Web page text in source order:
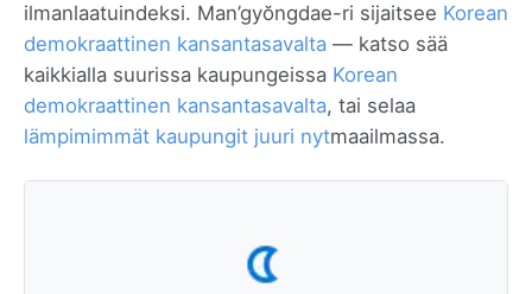
ilmanlaatuindeksi. Man’gyŏngdae-ri sijaitsee Korean
demokraattinen kansantasavalta — katso sää
kaikkialla suurissa kaupungeissa Korean
demokraattinen kansantasavalta, tai selaa
lämpimimmät kaupungit juuri nytmaailmassa.